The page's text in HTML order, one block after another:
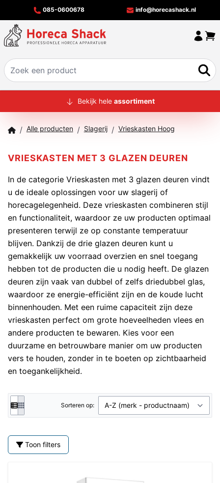
085-0600678 info@horecashack.nl
HOME
OVER ONS
MERKEN
CONTACT
Bekijk hele assortiment
/ Alle producten / Slagerij / Vrieskasten Hoog
VRIESKASTEN MET 3 GLAZEN DEUREN
In de categorie Vrieskasten met 3 glazen deuren vindt
u de ideale oplossingen voor uw slagerij of
horecagelegenheid. Deze vrieskasten combineren stijl
en functionaliteit, waardoor ze uw producten optimaal
presenteren terwijl ze op constante temperatuur
blijven. Dankzij de drie glazen deuren kunt u
gemakkelijk uw voorraad overzien en snel toegang
hebben tot de producten die u nodig heeft. De glazen
deuren zijn vaak van dubbel of zelfs driedubbel glas,
waardoor ze energie-efficiënt zijn en de koude lucht
binnenhouden. Met een ruime capaciteit zijn deze
vrieskasten perfect om grote hoeveelheden vlees en
andere producten te bewaren. Kies voor een
duurzame en betrouwbare manier om uw producten
vers te houden, zonder in te boeten op zichtbaarheid
en toegankelijkheid.
Sorteren op:
Toon filters